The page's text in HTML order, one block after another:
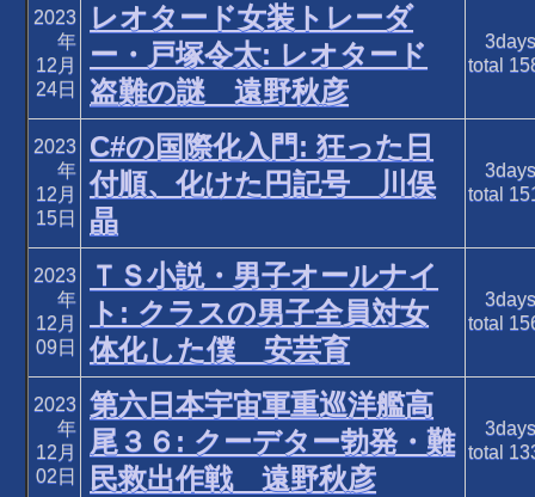
2023
年
12月
24日
レオタード女装トレーダ
ー・戸塚令太: レオタード
盗難の謎 遠野秋彦
total
2023
年
12月
15日
C#の国際化入門: 狂った日
付順、化けた円記号 川俣
晶
total
2023
年
12月
09日
ＴＳ小説・男子オールナイ
ト: クラスの男子全員対女
体化した僕 安芸育
total
2023
年
12月
02日
第六日本宇宙軍重巡洋艦高
尾３６: クーデター勃発・難
民救出作戦 遠野秋彦
total